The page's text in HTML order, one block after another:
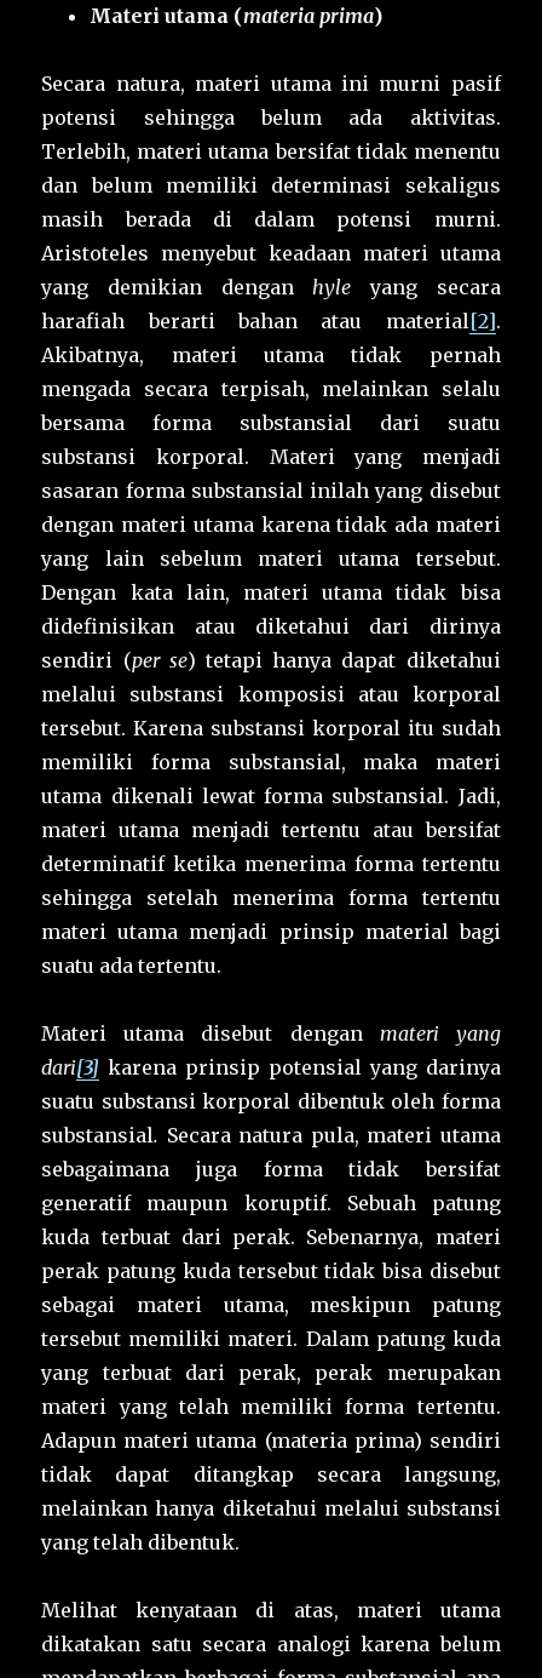
Materi utama (materia prima)
Secara natura, materi utama ini murni pasif
potensi sehingga belum ada aktivitas.
Terlebih, materi utama bersifat tidak menentu
dan belum memiliki determinasi sekaligus
masih berada di dalam potensi murni.
Aristoteles menyebut keadaan materi utama
yang demikian denganhyleyang secara
harafiah berarti bahan atau material[2].
Akibatnya, materi utama tidak pernah
mengada secara terpisah, melainkan selalu
bersama forma substansial dari suatu
substansi korporal. Materi yang menjadi
sasaran forma substansial inilah yang disebut
dengan materi utama karena tidak ada materi
yang lain sebelum materi utama tersebut.
Dengan kata lain, materi utama tidak bisa
didefinisikan atau diketahui dari dirinya
sendiri (per se) tetapi hanya dapat diketahui
melalui substansi komposisi atau korporal
tersebut. Karena substansi korporal itu sudah
memiliki forma substansial, maka materi
utama dikenali lewat forma substansial. Jadi,
materi utama menjadi tertentu atau bersifat
determinatif ketika menerima forma tertentu
sehingga setelah menerima forma tertentu
materi utama menjadi prinsip material bagi
suatu ada tertentu.
Materi utama disebut dengan materi yang
dari[3] karena prinsip potensial yang darinya
suatu substansi korporal dibentuk oleh forma
substansial. Secara natura pula, materi utama
sebagaimana juga forma tidak bersifat
generatif maupun koruptif. Sebuah patung
kuda terbuat dari perak. Sebenarnya, materi
perak patung kuda tersebut tidak bisa disebut
sebagai materi utama, meskipun patung
tersebut memiliki materi. Dalam patung kuda
yang terbuat dari perak, perak merupakan
materi yang telah memiliki forma tertentu.
Adapun materi utama (materia prima) sendiri
tidak dapat ditangkap secara langsung,
melainkan hanya diketahui melalui substansi
yang telah dibentuk.
Melihat kenyataan di atas, materi utama
dikatakan satu secara analogi karena belum